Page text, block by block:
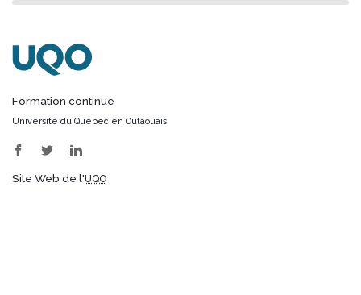
Formation continue
Université du Québec en Outaouais
FacebookTwitterLinkedIn
Site Web de l'UQO